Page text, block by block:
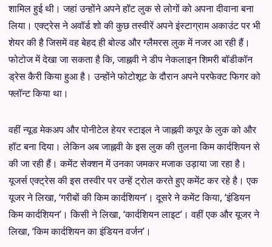
शामिल हुई थी। जहां उन्होंने अपने हॉट लुक से लोगों को अपना दीवाना बना
लिया। एक्ट्रेस ने अवॉर्ड शो की कुछ तस्वीरें अपने इंस्टाग्राम अकाउंट पर भी
शेयर की है जिसमें वह बेहद ही बोल्ड और ग्लैमरस लुक में नजर आ रही हैं।
फोटोज में देखा जा सकता है कि, जाह्नवी ने डीप नेकलाइन शिमरी बॉडीकॉन
ड्रेस कैरी किया हुआ है। उन्होंने फोटोशूट के दौरान अपने परफेक्ट फिगर को
फ्लॉन्ट किया था।
वहीं न्यूड मेकअप और पोनीटेल हेयर स्टाइल ने जाह्नवी कपूर के लुक को और
हॉट बना दिया। लेकिन अब जाह्नवी के इस लुक की तुलना किम कार्दशियन से
की जा रही हैं। कमेंट सेक्शन में उनका जमकर मजाक उड़ाया जा रहा है।
यूजर्स एक्ट्रेस की इस तस्वीर पर उन्हें ट्रोल करते हुए कमेंट कर रहे है। एक
यूजर ने लिखा, ‘गरीबों की किम कार्दशियन’। दूसरे ने कमेंट किया, ‘इंडियन
किम कार्दशियन’। किसी ने लिखा, ‘कार्दशियन लाइट’। वहीं एक और यूजर ने
लिखा, ‘किम कार्दशियन का इंडियन वर्जन’।